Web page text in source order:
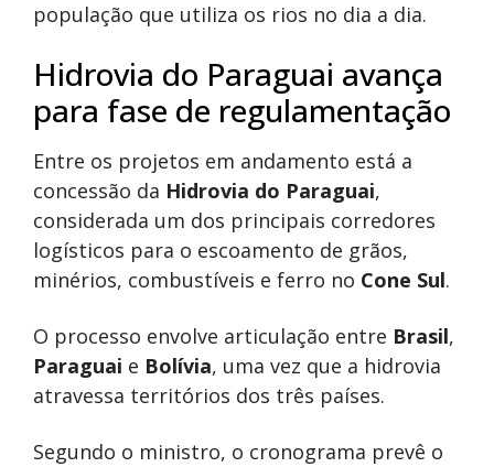
população que utiliza os rios no dia a dia.
Hidrovia do Paraguai avança
para fase de regulamentação
Entre os projetos em andamento está a
concessão da Hidrovia do Paraguai,
considerada um dos principais corredores
logísticos para o escoamento de grãos,
minérios, combustíveis e ferro no Cone Sul.
O processo envolve articulação entre Brasil,
Paraguai e Bolívia, uma vez que a hidrovia
atravessa territórios dos três países.
Segundo o ministro, o cronograma prevê o